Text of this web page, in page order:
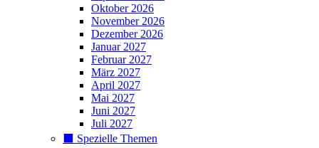
Oktober 2026
November 2026
Dezember 2026
Januar 2027
Februar 2027
März 2027
April 2027
Mai 2027
Juni 2027
Juli 2027
⬛️ Spezielle Themen